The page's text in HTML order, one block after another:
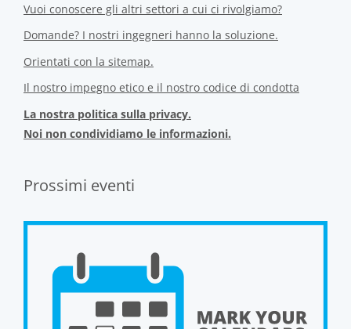
Vuoi conoscere gli altri settori a cui ci rivolgiamo?
Domande? I nostri ingegneri hanno la soluzione.
Orientati con la sitemap.
Il nostro impegno etico e il nostro codice di condotta
La nostra politica sulla privacy.
Noi non condividiamo le informazioni.
Prossimi eventi